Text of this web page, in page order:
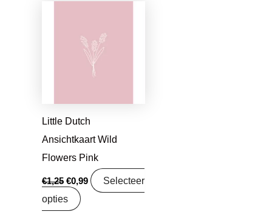
Little Dutch
Ansichtkaart Wild
Flowers Pink
€1,25
€1,25.
€0,99
€0,99.
Selecteer
opties